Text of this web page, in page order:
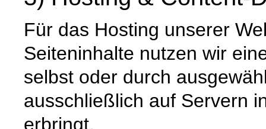
Für das Hosting unserer
Seiteninhalte nutzen wir
selbst oder durch
ausschließlich auf Servern
erbringt.